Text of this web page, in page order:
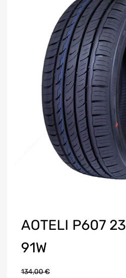
AOTELI P607
91W
134,00€